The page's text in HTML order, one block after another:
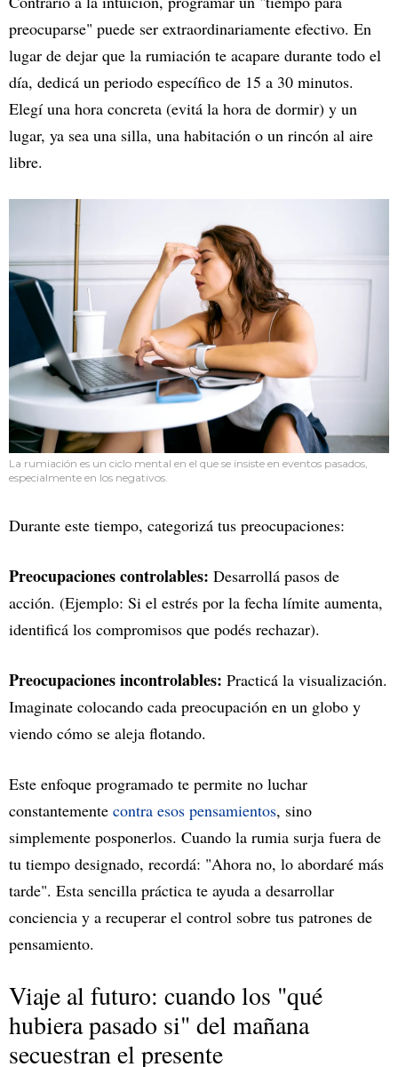
preocuparse" puede ser extraordinariamente efectivo. En
lugar de dejar que la rumiación te acapare durante todo el
día, dedicá un periodo específico de 15 a 30 minutos.
Elegí una hora concreta (evitá la hora de dormir) y un
lugar, ya sea una silla, una habitación o un rincón al aire
libre.
La rumiación es un ciclo mental en el que se insiste en eventos pasados,
especialmente en los negativos.
Durante este tiempo, categorizá tus preocupaciones:
Preocupaciones controlables: Desarrollá pasos de
acción. (Ejemplo: Si el estrés por la fecha límite aumenta,
identificá los compromisos que podés rechazar).
Preocupaciones incontrolables: Practicá la visualización.
Imaginate colocando cada preocupación en un globo y
viendo cómo se aleja flotando.
Este enfoque programado te permite no luchar
constantemente contra esos pensamientos, sino
simplemente posponerlos. Cuando la rumia surja fuera de
tu tiempo designado, recordá: "Ahora no, lo abordaré más
tarde". Esta sencilla práctica te ayuda a desarrollar
conciencia y a recuperar el control sobre tus patrones de
pensamiento.
Viaje al futuro: cuando los "qué
hubiera pasado si" del mañana
secuestran el presente